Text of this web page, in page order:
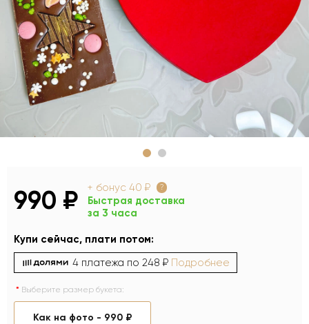
990 ₽ + бонус 40 ₽ ?
Быстрая доставка
за 3 часа
Купи сейчас, плати потом:
4 платежа по 248 ₽ Подробнее
Выберите размер букета:
Как на фото - 990 ₽